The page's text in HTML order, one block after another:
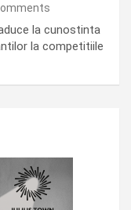
la cunostinta
la competitiile